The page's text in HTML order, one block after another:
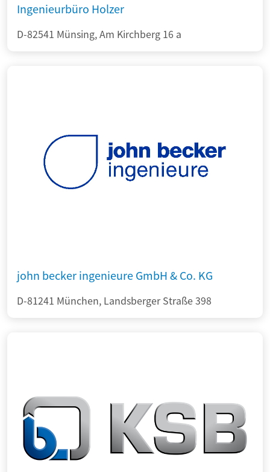
Ingenieurbüro Holzer
D-82541 Münsing, Am Kirchberg 16 a
john becker ingenieure GmbH & Co. KG
D-81241 München, Landsberger Straße 398